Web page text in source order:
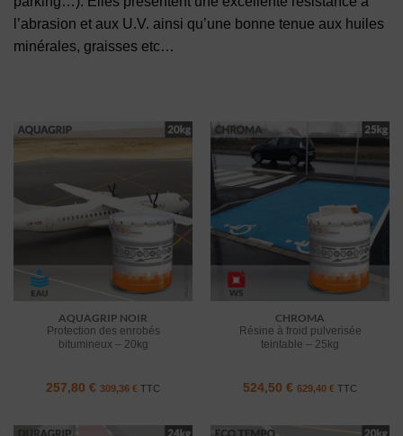
l’abrasion et aux U.V. ainsi qu’une bonne tenue aux huiles
minérales, graisses etc…
AQUAGRIP NOIR
Protection des enrobés
bitumineux – 20kg
257,80 € 309,36 € TTC
CHROMA
Résine à froid pulverisée
teintable – 25kg
524,50 € 629,40 € TTC